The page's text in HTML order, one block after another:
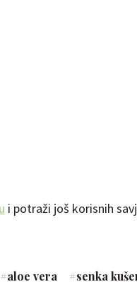
i potraži još korisnih
#aloe vera #senka